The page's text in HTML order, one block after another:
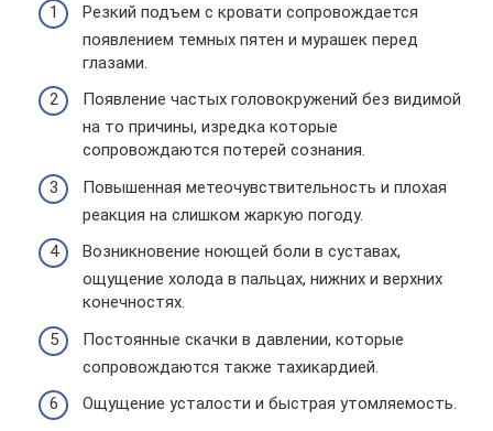
Резкий подъем с кровати сопровождается
появлением темных пятен и мурашек перед
глазами.
Появление частых головокружений без видимой
на то причины, изредка которые
сопровождаются потерей сознания.
Повышенная метеочувствительность и плохая
реакция на слишком жаркую погоду.
Возникновение ноющей боли в суставах,
ощущение холода в пальцах, нижних и верхних
конечностях.
Постоянные скачки в давлении, которые
сопровождаются также тахикардией.
Ощущение усталости и быстрая утомляемость.